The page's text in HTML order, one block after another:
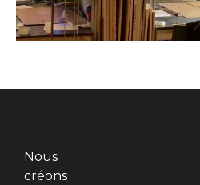
Nous
créons